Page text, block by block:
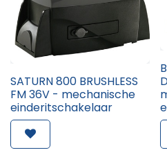
SATURN 800 BRUSHLESS
FM 36V - mechanische
einderitschakelaar